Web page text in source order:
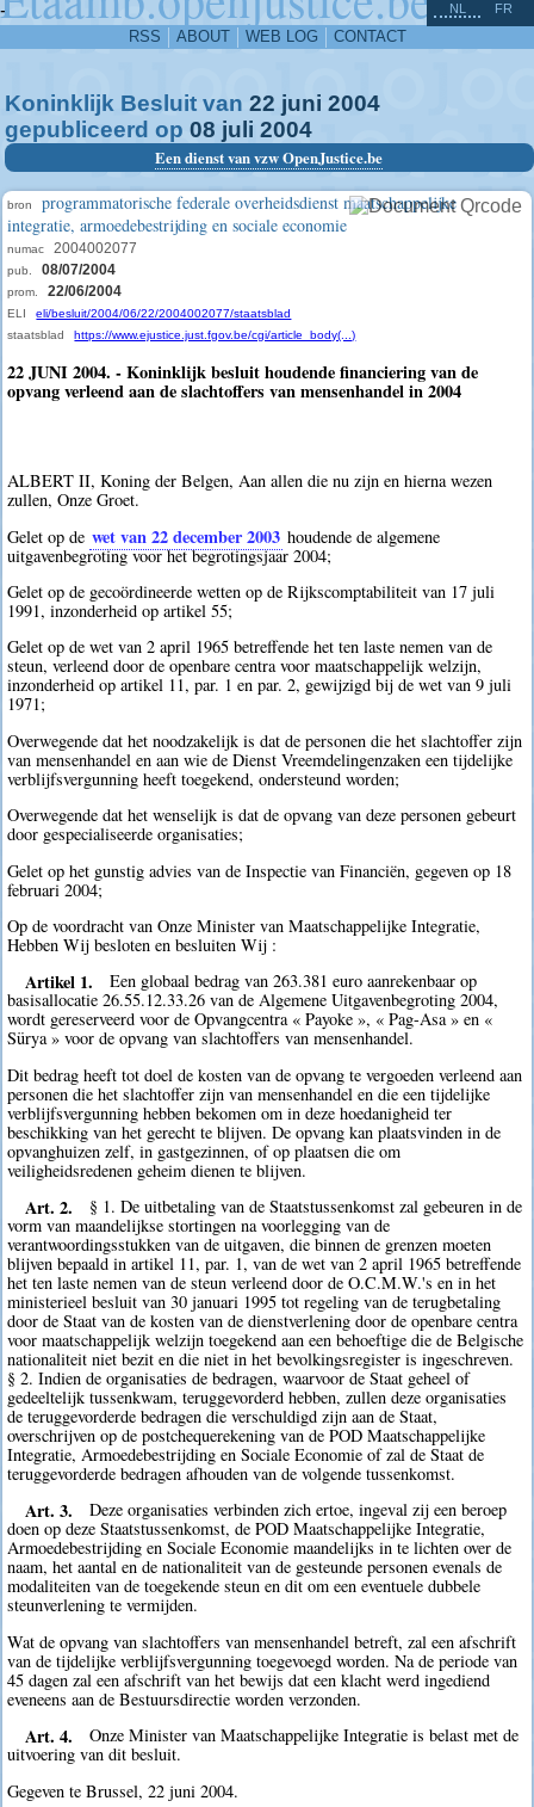
-
RSS ABOUT WEB LOG CONTACT
NL FR
Koninklijk Besluit van 22 juni 2004
gepubliceerd op 08 juli 2004
Een dienst van vzw OpenJustice.be
bron
programmatorische federale overheidsdienst maatschappelijke
integratie, armoedebestrijding en sociale economie
numac 2004002077
pub. 08/07/2004
prom. 22/06/2004
ELI
eli/besluit/2004/06/22/2004002077/staatsblad
staatsblad
https://www.ejustice.just.fgov.be/cgi/article_body(...)
22 JUNI 2004. - Koninklijk besluit houdende financiering van de
opvang verleend aan de slachtoffers van mensenhandel in 2004
ALBERT II, Koning der Belgen, Aan allen die nu zijn en hierna wezen
zullen, Onze Groet.
Gelet op de wet van 22 december 2003 houdende de algemene
uitgavenbegroting voor het begrotingsjaar 2004;
Gelet op de gecoördineerde wetten op de Rijkscomptabiliteit van 17 juli
1991, inzonderheid op artikel 55;
Gelet op de wet van 2 april 1965 betreffende het ten laste nemen van de
steun, verleend door de openbare centra voor maatschappelijk welzijn,
inzonderheid op artikel 11, par. 1 en par. 2, gewijzigd bij de wet van 9 juli
1971;
Overwegende dat het noodzakelijk is dat de personen die het slachtoffer zijn
van mensenhandel en aan wie de Dienst Vreemdelingenzaken een tijdelijke
verblijfsvergunning heeft toegekend, ondersteund worden;
Overwegende dat het wenselijk is dat de opvang van deze personen gebeurt
door gespecialiseerde organisaties;
Gelet op het gunstig advies van de Inspectie van Financiën, gegeven op 18
februari 2004;
Op de voordracht van Onze Minister van Maatschappelijke Integratie,
Hebben Wij besloten en besluiten Wij :
Artikel 1.
Een globaal bedrag van 263.381 euro aanrekenbaar op
basisallocatie 26.55.12.33.26 van de Algemene Uitgavenbegroting 2004,
wordt gereserveerd voor de Opvangcentra « Payoke », « Pag-Asa » en «
Sürya » voor de opvang van slachtoffers van mensenhandel.
Dit bedrag heeft tot doel de kosten van de opvang te vergoeden verleend aan
personen die het slachtoffer zijn van mensenhandel en die een tijdelijke
verblijfsvergunning hebben bekomen om in deze hoedanigheid ter
beschikking van het gerecht te blijven. De opvang kan plaatsvinden in de
opvanghuizen zelf, in gastgezinnen, of op plaatsen die om
veiligheidsredenen geheim dienen te blijven.
Art. 2.
§ 1. De uitbetaling van de Staatstussenkomst zal gebeuren in de
vorm van maandelijkse stortingen na voorlegging van de
verantwoordingsstukken van de uitgaven, die binnen de grenzen moeten
blijven bepaald in artikel 11, par. 1, van de wet van 2 april 1965 betreffende
het ten laste nemen van de steun verleend door de O.C.M.W.'s en in het
ministerieel besluit van 30 januari 1995 tot regeling van de terugbetaling
door de Staat van de kosten van de dienstverlening door de openbare centra
voor maatschappelijk welzijn toegekend aan een behoeftige die de Belgische
nationaliteit niet bezit en die niet in het bevolkingsregister is ingeschreven.
§ 2. Indien de organisaties de bedragen, waarvoor de Staat geheel of
gedeeltelijk tussenkwam, teruggevorderd hebben, zullen deze organisaties
de teruggevorderde bedragen die verschuldigd zijn aan de Staat,
overschrijven op de postchequerekening van de POD Maatschappelijke
Integratie, Armoedebestrijding en Sociale Economie of zal de Staat de
teruggevorderde bedragen afhouden van de volgende tussenkomst.
Art. 3.
Deze organisaties verbinden zich ertoe, ingeval zij een beroep
doen op deze Staatstussenkomst, de POD Maatschappelijke Integratie,
Armoedebestrijding en Sociale Economie maandelijks in te lichten over de
naam, het aantal en de nationaliteit van de gesteunde personen evenals de
modaliteiten van de toegekende steun en dit om een eventuele dubbele
steunverlening te vermijden.
Wat de opvang van slachtoffers van mensenhandel betreft, zal een afschrift
van de tijdelijke verblijfsvergunning toegevoegd worden. Na de periode van
45 dagen zal een afschrift van het bewijs dat een klacht werd ingediend
eveneens aan de Bestuursdirectie worden verzonden.
Art. 4.
Onze Minister van Maatschappelijke Integratie is belast met de
uitvoering van dit besluit.
Gegeven te Brussel, 22 juni 2004.
^